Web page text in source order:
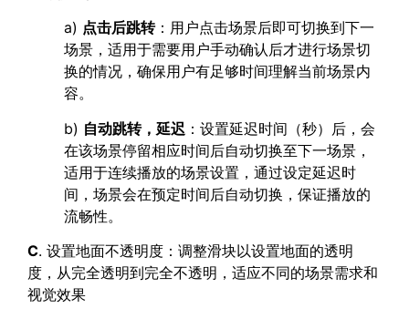
a) 点击后跳转：用户点击场景后即可切换到下一
场景，适用于需要用户手动确认后才进行场景切
换的情况，确保用户有足够时间理解当前场景内
容。
b) 自动跳转，延迟 ：设置延迟时间（秒）后，会
在该场景停留相应时间后自动切换至下一场景，
适用于连续播放的场景设置，通过设定延迟时
间，场景会在预定时间后自动切换，保证播放的
流畅性。
C. 设置地面不透明度：调整滑块以设置地面的透明
度，从完全透明到完全不透明，适应不同的场景需求和
视觉效果